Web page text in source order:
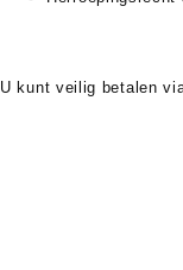
U kunt veilig betalen